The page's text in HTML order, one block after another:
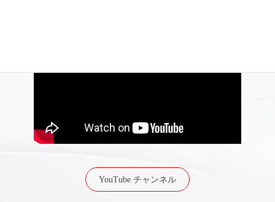
YouTube チャンネル